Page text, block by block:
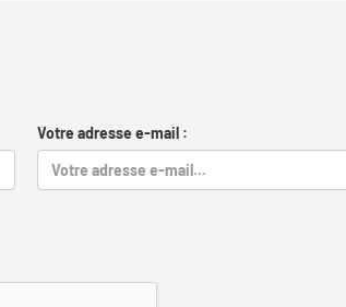
Votre adresse e-mail :